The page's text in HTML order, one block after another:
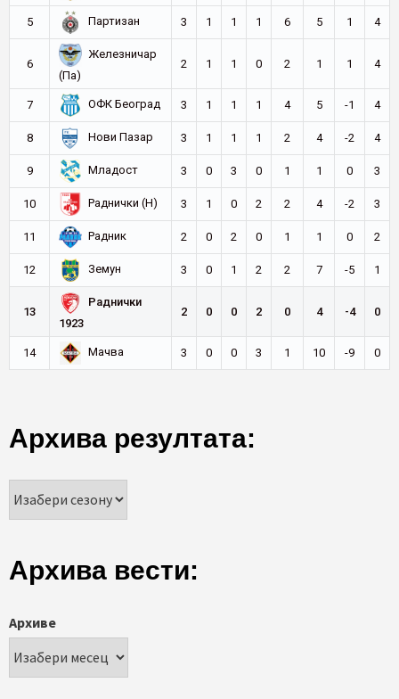
5 Партизан 3 1 1 1 6 5 1 4
6
Железничар
(Па)
2 1 1 0 2 1 1 4
7 ОФК Београд 3 1 1 1 4 5 -1 4
8 Нови Пазар 3 1 1 1 2 4 -2 4
9 Младост 3 0 3 0 1 1 0 3
10 Раднички (Н) 3 1 0 2 2 4 -2 3
11 Радник 2 0 2 0 1 1 0 2
12 Земун 3 0 1 2 2 7 -5 1
13
Раднички
1923
2 0 0 2 0 4 -4 0
14 Мачва 3 0 0 3 1 10 -9 0
Архива резултата:
Архива вести:
Архиве